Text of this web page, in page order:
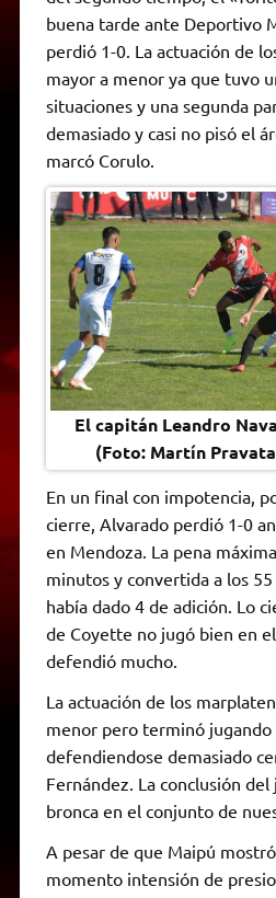
p
p
r
a
m
e
r
o
k
g
e
i
n
k
r
i
n
d
l
y
buena tarde ante Deportivo
perdió 1-0. La actuación de
mayor a menor ya que tuvo
situaciones y una segunda
demasiado y casi no pisó el
marcó Corulo.
El capitán Leandro
(Foto: Martín
En un final con impotencia,
cierre, Alvarado perdió 1-0
en Mendoza. La pena
minutos y convertida a los
había dado 4 de adición. Lo
de Coyette no jugó bien en
defendió mucho.
La actuación de los
menor pero terminó jugando
defendiendose demasiado
Fernández. La conclusión
bronca en el conjunto de
A pesar de que Maipú
momento intensión de